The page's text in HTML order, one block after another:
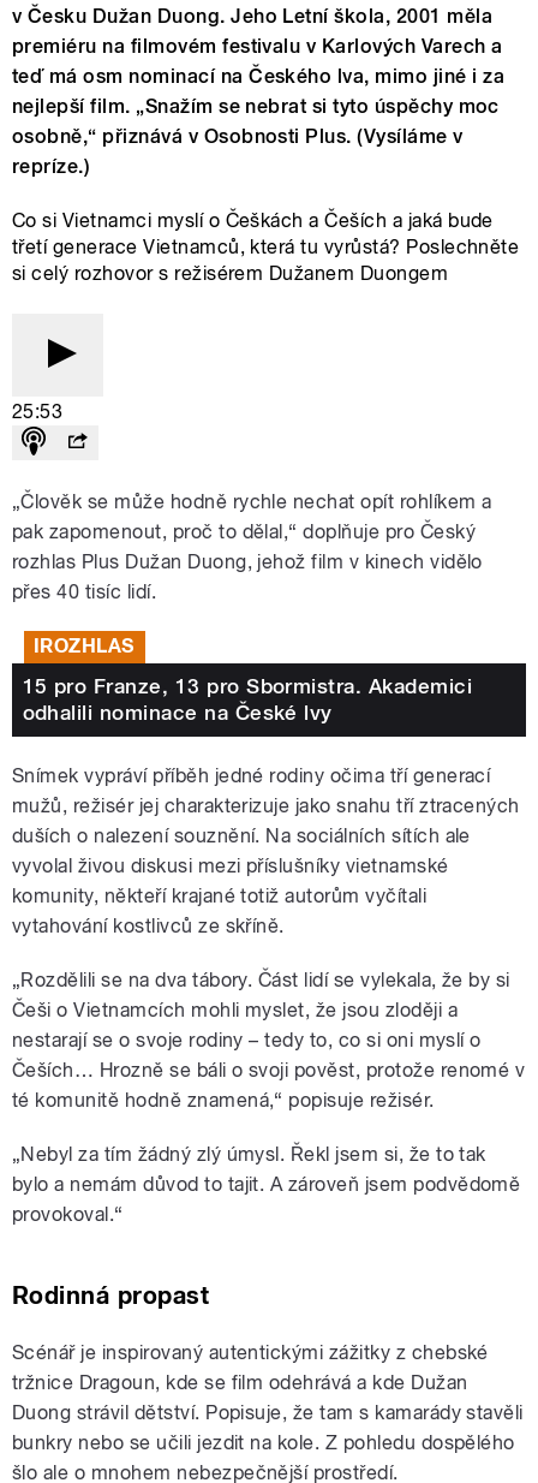
v Česku Dužan Duong. Jeho Letní škola, 2001 měla
premiéru na filmovém festivalu v Karlových Varech a
teď má osm nominací na Českého lva, mimo jiné i za
nejlepší film. „Snažím se nebrat si tyto úspěchy moc
osobně,“ přiznává v Osobnosti Plus. (Vysíláme v
repríze.)
Co si Vietnamci myslí o Češkách a Češích a jaká bude
třetí generace Vietnamců, která tu vyrůstá? Poslechněte
si celý rozhovor s režisérem Dužanem Duongem
25:53
„Člověk se může hodně rychle nechat opít rohlíkem a
pak zapomenout, proč to dělal,“ doplňuje pro Český
rozhlas Plus Dužan Duong, jehož film v kinech vidělo
přes 40 tisíc lidí.
IROZHLAS
15 pro Franze, 13 pro Sbormistra. Akademici
odhalili nominace na České lvy
Snímek vypráví příběh jedné rodiny očima tří generací
mužů, režisér jej charakterizuje jako snahu tří ztracených
duších o nalezení souznění. Na sociálních sítích ale
vyvolal živou diskusi mezi příslušníky vietnamské
komunity, někteří krajané totiž autorům vyčítali
vytahování kostlivců ze skříně.
„Rozdělili se na dva tábory. Část lidí se vylekala, že by si
Češi o Vietnamcích mohli myslet, že jsou zloději a
nestarají se o svoje rodiny – tedy to, co si oni myslí o
Češích… Hrozně se báli o svoji pověst, protože renomé v
té komunitě hodně znamená,“ popisuje režisér.
„Nebyl za tím žádný zlý úmysl. Řekl jsem si, že to tak
bylo a nemám důvod to tajit. A zároveň jsem podvědomě
provokoval.“
Rodinná propast
Scénář je inspirovaný autentickými zážitky z chebské
tržnice Dragoun, kde se film odehrává a kde Dužan
Duong strávil dětství. Popisuje, že tam s kamarády stavěli
bunkry nebo se učili jezdit na kole. Z pohledu dospělého
šlo ale o mnohem nebezpečnější prostředí.